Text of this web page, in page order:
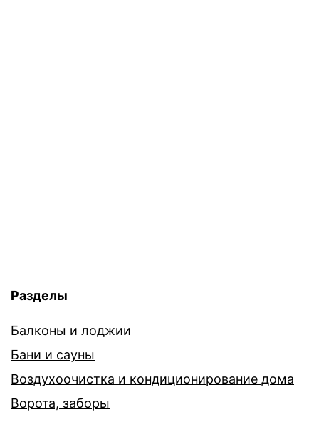
Разделы
Балконы и лоджии
Бани и сауны
Воздухоочистка и кондиционирование дома
Ворота, заборы